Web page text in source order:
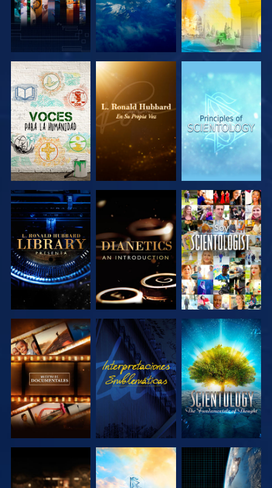
EXPLORA LAS
SERIES
EXPLORA LAS
SERIES
EXPLORA LAS
SERIES
EXPLORA LAS
SERIES
EXPLORA LAS
SERIES
VE
EXPLORA LAS
SERIES
VE
EXPLORA LAS
SERIES
EXPLORA LAS
EXPLORA LAS
VE